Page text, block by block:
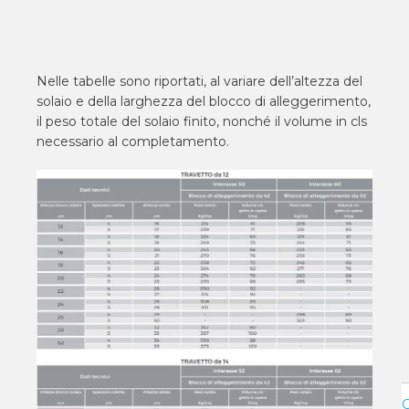
Nelle tabelle sono riportati, al variare dell’altezza del
solaio e della larghezza del blocco di alleggerimento,
il peso totale del solaio finito, nonché il volume in cls
necessario al completamento.